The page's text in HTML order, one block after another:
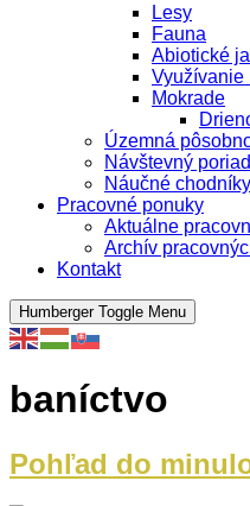
Lesy
Fauna
Abiotické
Využívanie
Mokrade
Územná
Návštevný
Náučné
Pracovné ponuky
Aktuálne
Archív
Kontakt
Humberger Toggle Menu
baníctvo
Pohľad do